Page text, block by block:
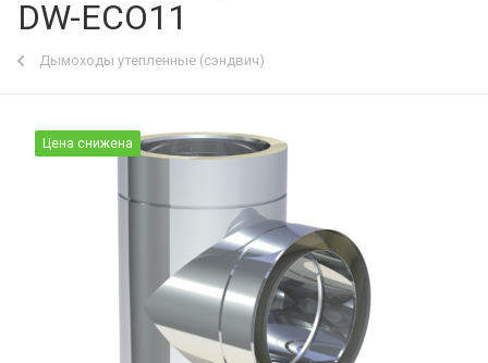
DW-ECO11
Дымоходы утепленные (сэндвич)
Цена снижена